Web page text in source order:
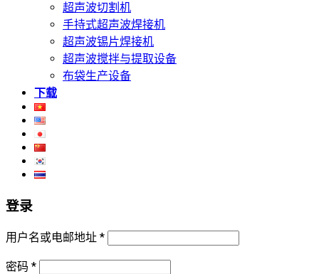
超声波切割机
手持式超声波焊接机
超声波锡片焊接机
超声波搅拌与提取设备
布袋生产设备
下载
登录
用户名或电邮地址 *
密码 *